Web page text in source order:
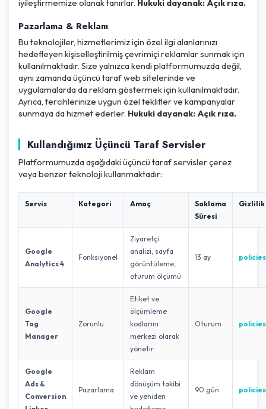
iyileştirmemize olanak tanırlar. Hukuki dayanak: Açık rıza.
Pazarlama & Reklam
Bu teknolojiler, hizmetlerimiz için özel ilgi alanlarınızı
hedefleyen kişiselleştirilmiş çevrimiçi reklamlar sunmak için
kullanılmaktadır. Size yalnızca kendi platformumuzda değil,
aynı zamanda üçüncü taraf web sitelerinde ve
uygulamalarda da reklam göstermek için kullanılmaktadır.
Ayrıca, tercihlerinize uygun özel teklifler ve kampanyalar
sunmaya da hizmet ederler. Hukuki dayanak: Açık rıza.
Kullandığımız Üçüncü Taraf Servisler
Platformumuzda aşağıdaki üçüncü taraf servisler çerez
veya benzer teknoloji kullanmaktadır:
Servis Kategori Amaç
Saklama
Süresi
Gizlilik
Google
Analytics 4
Fonksiyonel
Ziyaretçi
analizi, sayfa
görüntüleme,
oturum ölçümü
13 ay
Google
Tag
Manager
Zorunlu
Etiket ve
ölçümleme
kodlarını
merkezi olarak
yönetir
Oturum
Google
Ads &
Conversion
Pazarlama
Reklam
dönüşüm takibi
ve yeniden
90 gün